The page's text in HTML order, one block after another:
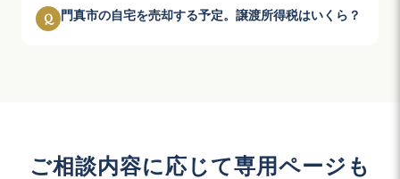
Q 門真市の自宅を売却する予定。譲渡所得税はいくら？
ご相談内容に応じて専用ページも